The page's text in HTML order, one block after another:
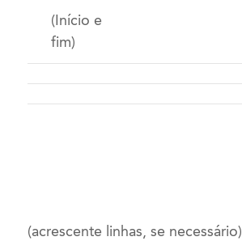
(Início e
fim)
(acrescente linhas, se necessário)